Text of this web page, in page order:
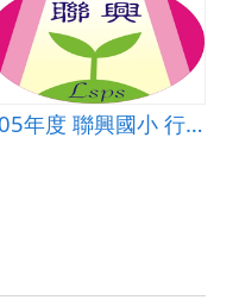
105年度 聯興國小 行動學習教案